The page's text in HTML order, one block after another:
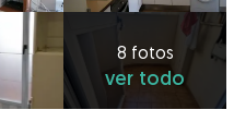
8 fotos
ver todo